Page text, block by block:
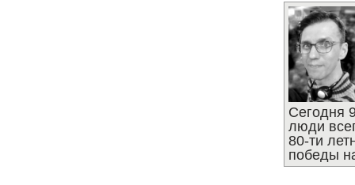
Сегодня
люди
80-ти
победы